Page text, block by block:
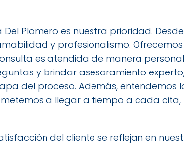
Del Plomero es nuestra prioridad.
y profesionalismo. Ofrecemos
es atendida de manera
y brindar asesoramiento
del proceso. Además, entendemos
a llegar a tiempo a cada cita,
del cliente se reflejan en